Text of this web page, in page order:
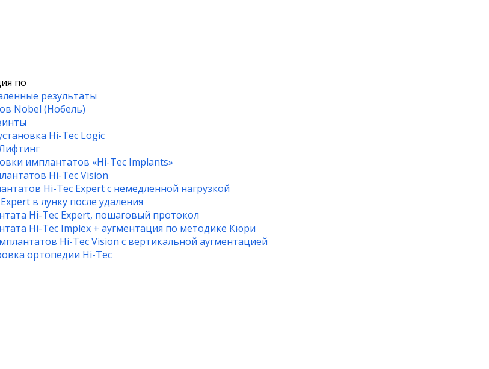
по
результаты
Nobel (Нобель)
Hi-Tec Logic
имплантатов «Hi-Tec Implants»
Hi-Tec Vision
Hi-Tec Expert c немедленной нагрузкой
в лунку после удаления
Hi-Tec Expert, пошаговый протокол
Hi-Tec Implex + аугментация по методике Кюри
Hi-Tec Vision c вертикальной аугментацией
ортопедии Hi-Tec